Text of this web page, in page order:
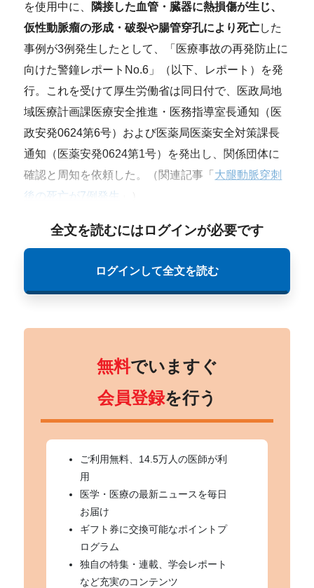
を使用中に、 隣接した血管・臓器に熱損傷が生じ、
仮性動脈瘤の形成・破裂や腸管穿孔により死亡した
事例が3例発生したとして、「医療事故の再発防止に
向けた警鐘レポートNo.6」（以下、レポート）を発
行。これを受けて厚生労働省は同日付で、医政局地
域医療計画課医療安全推進・医務指導室長通知（医
政安発0624第6号）および医薬局医薬安全対策課長
通知（医薬安発0624第1号）を発出し、関係団体に
確認と周知を依頼した。（関連記事「 大腿動脈穿刺
後の死亡が7例発生
全文を読むにはログインが必要です
ログインして全文を読む
無料でいますぐ
会員登録を行う
ご利用無料、14.5万人の医師が利
用
医学・医療の最新ニュースを毎日
お届け
ギフト券に交換可能なポイントプ
ログラム
独自の特集・連載、学会レポート
など充実のコンテンツ